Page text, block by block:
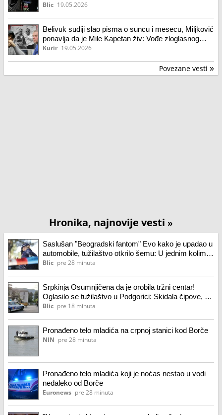
klana traže da učestvuju u suđenju u Crnoj Gori
Blic 19.05.2026
Belivuk sudiji slao pisma o suncu i mesecu, Miljković
ponavlja da je Mile Kapetan živ: Vođe zloglasnog
klana traže da učestvuju u suđenju u Crnoj Gori
Kurir 19.05.2026
Povezane vesti »
Hronika, najnovije vesti »
Saslušan "Beogradski fantom" Evo kako je upadao u
automobile, tužilaštvo otkrilo šemu: U jednim kolima
je izveo neviđenu prevaru
Blic pre 28 minuta
Srpkinja Osumnjičena da je orobila tržni centar!
Oglasilo se tužilaštvo u Podgorici: Skidala čipove, pa
gurala stvari u torbu
Blic pre 18 minuta
Pronađeno telo mladića na crpnoj stanici kod Borče
NIN pre 28 minuta
Pronađeno telo mladića koji je noćas nestao u vodi
nedaleko od Borče
Euronews pre 28 minuta